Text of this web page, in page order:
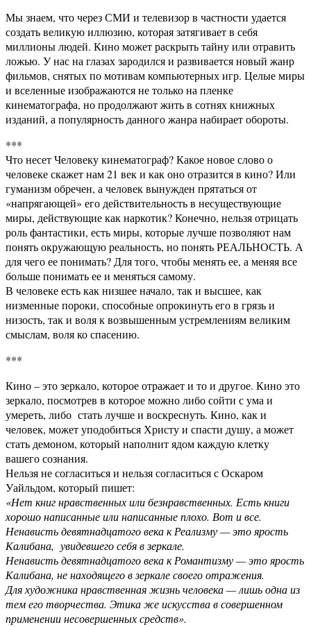
Мы знаем, что через СМИ и телевизор в частности удается
создать великую иллюзию, которая затягивает в себя
миллионы людей. Кино может раскрыть тайну или отравить
ложью. У нас на глазах зародился и развивается новый жанр
фильмов, снятых по мотивам компьютерных игр. Целые миры
и вселенные изображаются не только на пленке
кинематографа, но продолжают жить в сотнях книжных
изданий, а популярность данного жанра набирает обороты.
***
Что несет Человеку кинематограф? Какое новое слово о
человеке скажет нам 21 век и как оно отразится в кино? Или
гуманизм обречен, а человек вынужден прятаться от
«напрягающей» его действительность в несуществующие
миры, действующие как наркотик? Конечно, нельзя отрицать
роль фантастики, есть миры, которые лучше позволяют нам
понять окружающую реальность, но понять РЕАЛЬНОСТЬ. А
для чего ее понимать? Для того, чтобы менять ее, а меняя все
больше понимать ее и меняться самому.
В человеке есть как низшее начало, так и высшее, как
низменные пороки, способные опрокинуть его в грязь и
низость, так и воля к возвышенным устремлениям великим
смыслам, воля ко спасению.
***
Кино – это зеркало, которое отражает и то и другое. Кино это
зеркало, посмотрев в которое можно либо сойти с ума и
умереть, либо стать лучше и воскреснуть. Кино, как и
человек, может уподобиться Христу и спасти душу, а может
стать демоном, который наполнит ядом каждую клетку
вашего сознания.
Нельзя не согласиться и нельзя согласиться с Оскаром
Уайльдом, который пишет:
«Нет книг нравственных или безнравственных. Есть книги
хорошо написанные или написанные плохо. Вот и все.
Ненависть девятнадцатого века к Реализму — это ярость
Калибана, увидевшего себя в зеркале.
Ненависть девятнадцатого века к Романтизму — это ярость
Калибана, не находящего в зеркале своего отражения.
Для художника нравственная жизнь человека — лишь одна из
тем его творчества. Этика же искусства в совершенном
применении несовершенных средств».